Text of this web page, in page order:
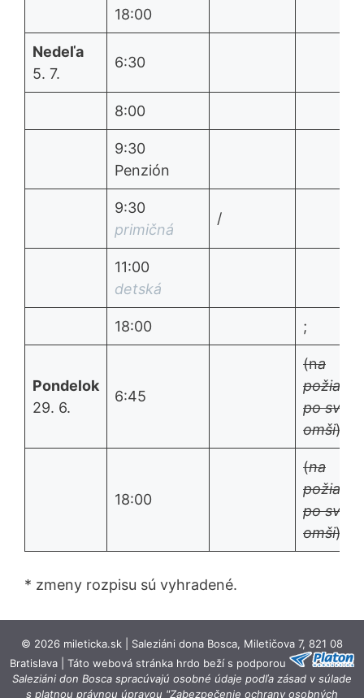
18:00
Nedeľa
5. 7.
6:30
8:00
9:30
Penzión
9:30
primičná
/
11:00
detská
18:00 ;
Pondelok
29. 6.
6:45
(na
po sv.
omši)
18:00
(na
po sv.
omši)
* zmeny rozpisu sú vyhradené.
© 2026 mileticka.sk | Saleziáni dona Bosca, Miletičova 7, 821 08
Bratislava | Táto webová stránka hrdo beží s podporou
Saleziáni don Bosca spracúvajú osobné údaje podľa zásad v súlade
s platnou právnou úpravou "Zabezpečenie ochrany osobných